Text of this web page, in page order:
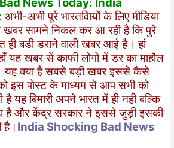
अभी-अभी पूरे भारतवाियों के लिए मीडिया
सामने निकल कर आ रही है कि पुरे
ही बडी डराने वाली खबर आई है। हां
यह खबर सें काफी लोगो में डर का माहौल
यह क्या है सबसे बड़ी खबर इससे कैसे
इस पोस्ट के माध्यम से आप सभी को
है यह बिमारी अपने भारत में ही नही बल्कि
है और केंद्र सरकार ने इससे जुड़ी इसकी
है। India Shocking Bad News